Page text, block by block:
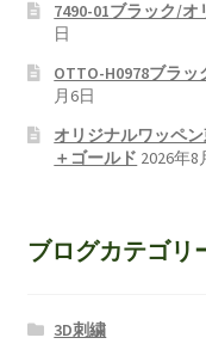
7490-01ブラック/
日
OTTO-H0978ブラ
月6日
オリジナルワッペ
＋ゴールド 2026年8
ブログカテゴリ
3D刺繍